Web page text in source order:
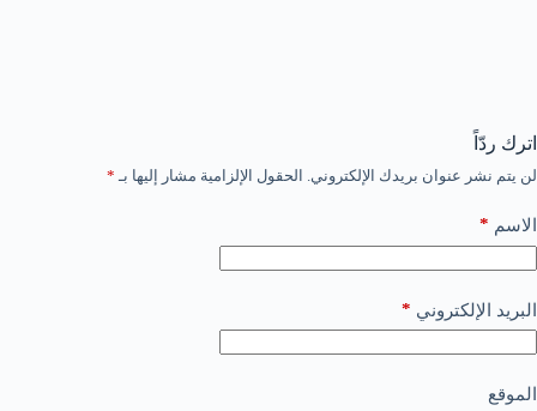
اترك ردّاً
لن يتم نشر عنوان بريدك الإلكتروني. الحقول الإلزامية مشار إليها بـ *
الاسم *
البريد الإلكتروني *
الموقع